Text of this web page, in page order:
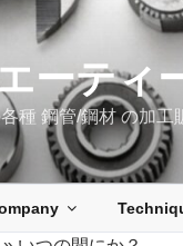
ーティ
種 鋼管/鋼材 の加工